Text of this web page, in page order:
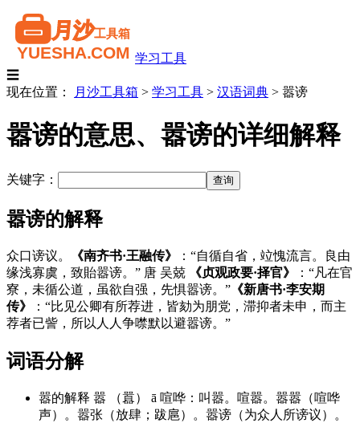
学习工具
☰
现在位置：
月沙工具箱 > 学习工具 > 汉语词典 > 嚣谤
嚣谤的意思、嚣谤的详细解释
关键字：
嚣谤的解释
众口谤议。 《南齐书·王融传》
：“自循自省，竝愧流言。良由
缘浅寡虞，致貽嚣谤。” 唐 吴兢
《贞观政要·择官》
：“凡在官
寮，未循公道，虽欲自强，先惧嚣谤。” 《新唐书·李安期
传》
：“比见公卿有所荐进，皆劾为朋党，滞抑者未申，而主
荐者已訾，所以人人争噤默以避嚣谤。”
词语分解
嚣的解释 嚣 （囂） ā 喧哗：叫嚣。喧嚣。嚣嚣（喧哗
声）。嚣张（放肆；跋扈）。嚣谤（为众人所谤议）。